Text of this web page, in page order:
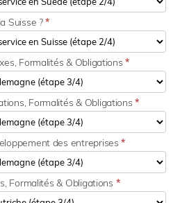
Suisse ?*
Formalités & Obligations*
Formalités & Obligations*
des entreprises*
Formalités & Obligations *